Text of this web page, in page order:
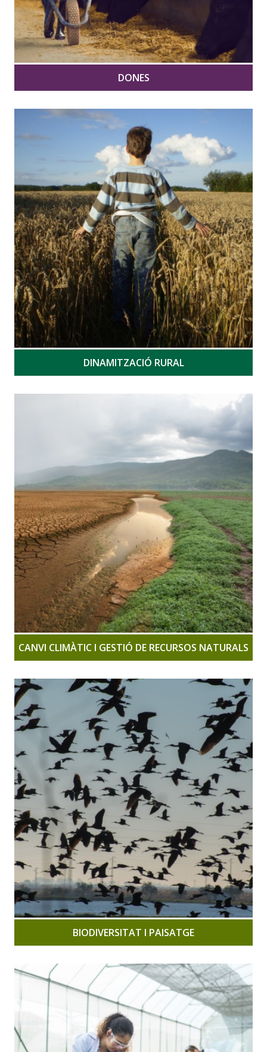
DONES
DINAMITZACIÓ RURAL
CANVI CLIMÀTIC I GESTIÓ DE RECURSOS NATURALS
BIODIVERSITAT I PAISATGE